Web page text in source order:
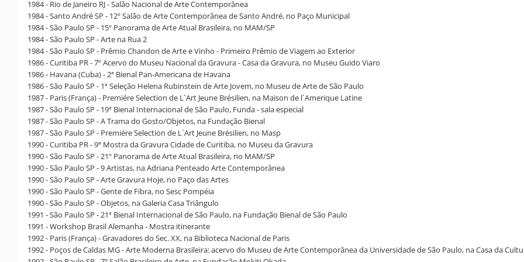
1984 - Rio de Janeiro RJ - Salão Nacional de Arte Contemporânea
1984 - Santo André SP - 12º Salão de Arte Contemporânea de Santo André, no Paço Municipal
1984 - São Paulo SP - 15º Panorama de Arte Atual Brasileira, no MAM/SP
1984 - São Paulo SP - Arte na Rua 2
1984 - São Paulo SP - Prêmio Chandon de Arte e Vinho - Primeiro Prêmio de Viagem ao Exterior
1986 - Curitiba PR - 7º Acervo do Museu Nacional da Gravura - Casa da Gravura, no Museu Guido Viaro
1986 - Havana (Cuba) - 2ª Bienal Pan-Americana de Havana
1986 - São Paulo SP - 1ª Seleção Helena Rubinstein de Arte Jovem, no Museu de Arte de São Paulo
1987 - Paris (França) - Premiére Selection de L´Art Jeune Brésilien, na Maison de l´Amerique Latine
1987 - São Paulo SP - 19ª Bienal Internacional de São Paulo, Funda - sala especial
1987 - São Paulo SP - A Trama do Gosto/Objetos, na Fundação Bienal
1987 - São Paulo SP - Premiére Selection de L´Art Jeune Brésilien, no Masp
1990 - Curitiba PR - 9ª Mostra da Gravura Cidade de Curitiba, no Museu da Gravura
1990 - São Paulo SP - 21º Panorama de Arte Atual Brasileira, no MAM/SP
1990 - São Paulo SP - 9 Artistas, na Adriana Penteado Arte Contemporânea
1990 - São Paulo SP - Arte Gravura Hoje, no Paço das Artes
1990 - São Paulo SP - Gente de Fibra, no Sesc Pompéia
1990 - São Paulo SP - Objetos, na Galeria Casa Triângulo
1991 - São Paulo SP - 21ª Bienal Internacional de São Paulo, na Fundação Bienal de São Paulo
1991 - Workshop Brasil Alemanha - Mostra itinerante
1992 - Paris (França) - Gravadores do Sec. XX, na Biblioteca Nacional de Paris
1992 - Poços de Caldas MG - Arte Moderna Brasileira: acervo do Museu de Arte Contemporânea da Universidade de São Paulo, na Casa da